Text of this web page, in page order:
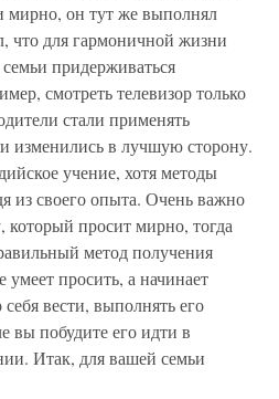
мирно, он тут же выполнял
что для гармоничной жизни
придерживаться
смотреть телевизор только
стали применять
изменились в лучшую сторону.
учение, хотя методы
из своего опыта. Очень важно
который просит мирно, тогда
метод получения
просить, а начинает
вести, выполнять его
вы побудите его идти в
Итак, для вашей семьи